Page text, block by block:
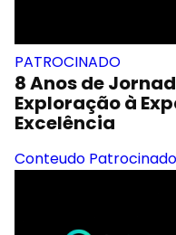
PATROCINADO
8 Anos de
Exploração à
Excelência
Conteudo Patrocinado